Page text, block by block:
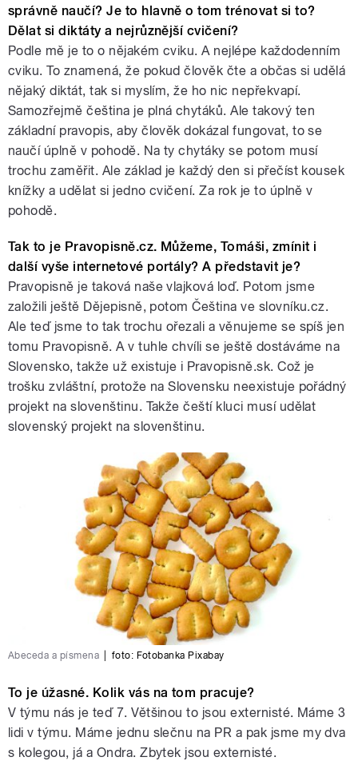
správně naučí? Je to hlavně o tom trénovat si to?
Dělat si diktáty a nejrůznější cvičení?
Podle mě je to o nějakém cviku. A nejlépe každodenním
cviku. To znamená, že pokud člověk čte a občas si udělá
nějaký diktát, tak si myslím, že ho nic nepřekvapí.
Samozřejmě čeština je plná chytáků. Ale takový ten
základní pravopis, aby člověk dokázal fungovat, to se
naučí úplně v pohodě. Na ty chytáky se potom musí
trochu zaměřit. Ale základ je každý den si přečíst kousek
knížky a udělat si jedno cvičení. Za rok je to úplně v
pohodě.
Tak to je Pravopisně.cz. Můžeme, Tomáši, zmínit i
další vyše internetové portály? A představit je?
Pravopisně je taková naše vlajková loď. Potom jsme
založili ještě Dějepisně, potom Čeština ve slovníku.cz.
Ale teď jsme to tak trochu ořezali a věnujeme se spíš jen
tomu Pravopisně. A v tuhle chvíli se ještě dostáváme na
Slovensko, takže už existuje i Pravopisně.sk. Což je
trošku zvláštní, protože na Slovensku neexistuje pořádný
projekt na slovenštinu. Takže čeští kluci musí udělat
slovenský projekt na slovenštinu.
Abeceda a písmena foto: Fotobanka Pixabay
To je úžasné. Kolik vás na tom pracuje?
V týmu nás je teď 7. Většinou to jsou externisté. Máme 3
lidi v týmu. Máme jednu slečnu na PR a pak jsme my dva
s kolegou, já a Ondra. Zbytek jsou externisté.